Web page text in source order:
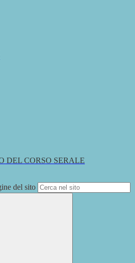
DEL CORSO SERALE
del sito